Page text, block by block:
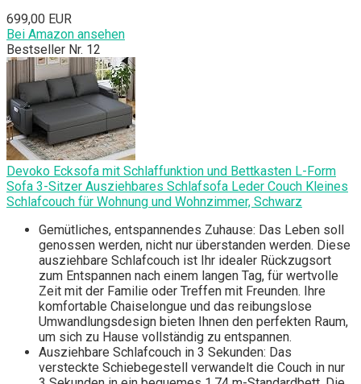
699,00 EUR
Bei Amazon ansehen
Bestseller Nr. 12
Devoko Ecksofa mit Schlaffunktion und Bettkasten L-Form
Sofa 3-Sitzer Ausziehbares Schlafsofa Leder Couch Kleines
Schlafcouch für Wohnung und Wohnzimmer, Schwarz
Gemütliches, entspannendes Zuhause: Das Leben soll
genossen werden, nicht nur überstanden werden. Diese
ausziehbare Schlafcouch ist Ihr idealer Rückzugsort
zum Entspannen nach einem langen Tag, für wertvolle
Zeit mit der Familie oder Treffen mit Freunden. Ihre
komfortable Chaiselongue und das reibungslose
Umwandlungsdesign bieten Ihnen den perfekten Raum,
um sich zu Hause vollständig zu entspannen.
Ausziehbare Schlafcouch in 3 Sekunden: Das
versteckte Schiebegestell verwandelt die Couch in nur